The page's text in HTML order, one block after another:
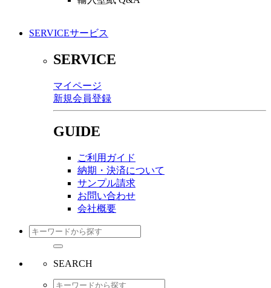
SERVICEサービス
SERVICE
マイページ
新規会員登録
GUIDE
ご利用ガイド
納期・決済について
サンプル請求
お問い合わせ
会社概要
SEARCH